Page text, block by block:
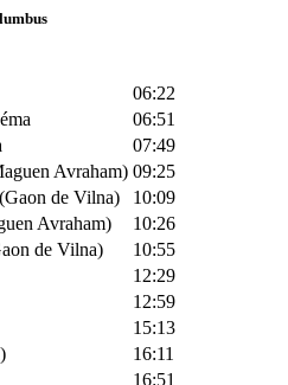
06:22
06:51
07:49
Avraham) 09:25
de Vilna)
10:09
Avraham)
10:26
de Vilna)
10:55
12:29
12:59
15:13
16:11
16:51